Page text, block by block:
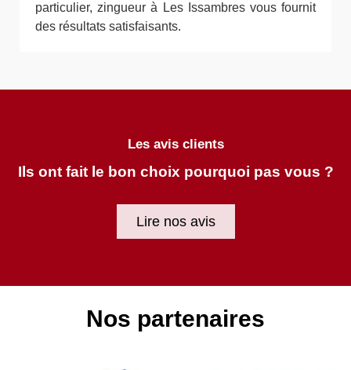
particulier, zingueur à Les Issambres vous fournit
des résultats satisfaisants.
Les avis clients
Ils ont fait le bon choix pourquoi pas vous ?
Lire nos avis
Nos partenaires